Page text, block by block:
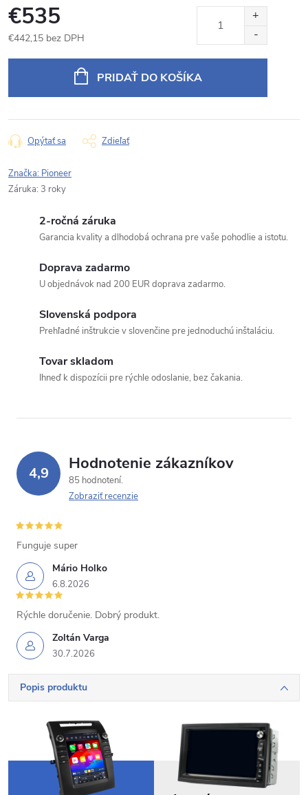
€535
€442,15 bez DPH
PRIDAŤ DO KOŠÍKA
Opýtať sa Zdieľať
Značka: Pioneer
Záruka: 3 roky
2-ročná záruka
Garancia kvality a dlhodobá ochrana pre vaše pohodlie a istotu.
Doprava zadarmo
U objednávok nad 200 EUR doprava zadarmo.
Slovenská podpora
Prehľadné inštrukcie v slovenčine pre jednoduchú inštaláciu.
Tovar skladom
Ihneď k dispozícii pre rýchle odoslanie, bez čakania.
4,9 Hodnotenie zákazníkov
85 hodnotení
Zobraziť recenzie
Mário Holko
6.8.2026
Funguje super
Zoltán Varga
30.7.2026
Rýchle doručenie. Dobrý produkt.
Popis produktu